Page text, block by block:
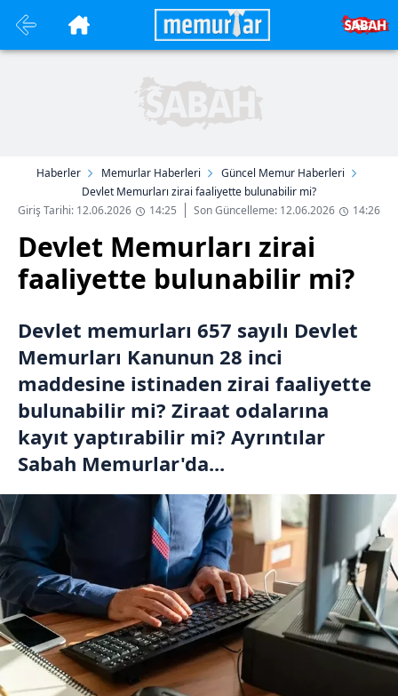
Haberler Memurlar Haberleri
Güncel Memur Haberleri
Devlet Memurları zirai faaliyette bulunabilir mi?
Giriş Tarihi: 12.06.2026
14:25 Son Güncelleme: 12.06.2026 14:26
Devlet Memurları zirai
faaliyette bulunabilir mi?
Devlet memurları 657 sayılı Devlet
Memurları Kanunun 28 inci
maddesine istinaden zirai faaliyette
bulunabilir mi? Ziraat odalarına
kayıt yaptırabilir mi? Ayrıntılar
Sabah Memurlar'da...